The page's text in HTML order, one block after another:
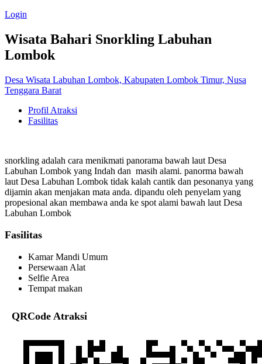
Login
Wisata Bahari Snorkling Labuhan
Lombok
Desa Wisata Labuhan Lombok, Kabupaten Lombok Timur, Nusa
Tenggara Barat
Profil Atraksi
Fasilitas
snorkling adalah cara menikmati panorama bawah laut Desa
Labuhan Lombok yang Indah dan masih alami. panorma bawah
laut Desa Labuhan Lombok tidak kalah cantik dan pesonanya yang
dijamin akan menjakan mata anda. dipandu oleh penyelam yang
propesional akan membawa anda ke spot alami bawah laut Desa
Labuhan Lombok
Fasilitas
Kamar Mandi Umum
Persewaan Alat
Selfie Area
Tempat makan
QRCode Atraksi